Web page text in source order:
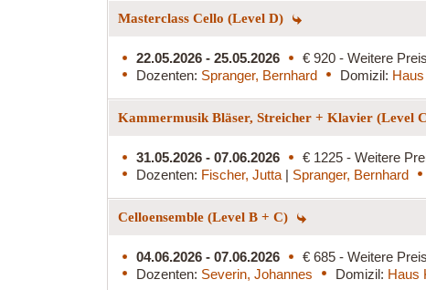
Masterclass Cello (Level D)
22.05.2026 - 25.05.2026
€ 920 - Weitere
Dozenten: Spranger, Bernhard Domizil:
Kammermusik Bläser, Streicher + Klavier (Level
31.05.2026 - 07.06.2026
€ 1225 - Weitere
Dozenten: Fischer, Jutta | Spranger, Bernhard
Celloensemble (Level B + C)
04.06.2026 - 07.06.2026
€ 685 - Weitere
Dozenten: Severin, Johannes Domizil: Haus